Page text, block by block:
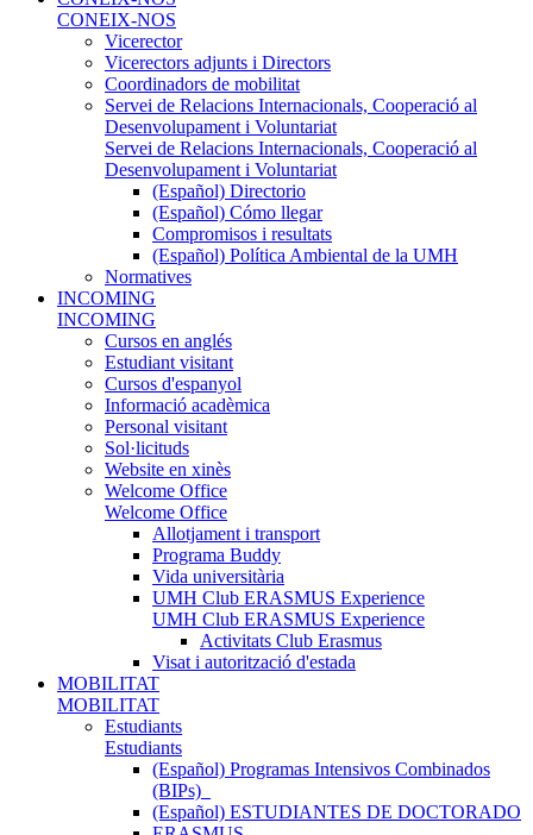
CONEIX-NOS
Vicerector
Vicerectors adjunts i Directors
Coordinadors de mobilitat
Servei de Relacions Internacionals, Cooperació al
Desenvolupament i Voluntariat
Servei de Relacions Internacionals, Cooperació al
Desenvolupament i Voluntariat
(Español) Directorio
(Español) Cómo llegar
Compromisos i resultats
(Español) Política Ambiental de la UMH
Normatives
INCOMING
INCOMING
Cursos en anglés
Estudiant visitant
Cursos d'espanyol
Informació acadèmica
Personal visitant
Sol·licituds
Website en xinès
Welcome Office
Welcome Office
Allotjament i transport
Programa Buddy
Vida universitària
UMH Club ERASMUS Experience
UMH Club ERASMUS Experience
Activitats Club Erasmus
Visat i autorització d'estada
MOBILITAT
MOBILITAT
Estudiants
Estudiants
(Español) Programas Intensivos Combinados
(BIPs)_
(Español) ESTUDIANTES DE DOCTORADO